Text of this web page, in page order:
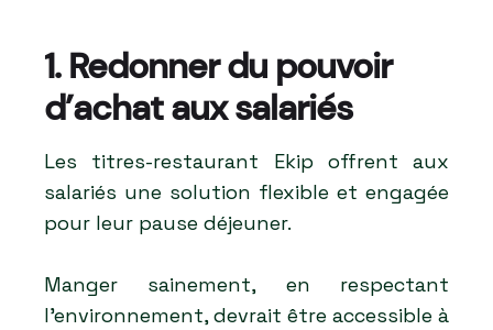
1. Redonner du pouvoir
d’achat aux salariés
Les titres-restaurant Ekip offrent aux
salariés une solution flexible et engagée
pour leur pause déjeuner.
Manger sainement, en respectant
l’environnement, devrait être accessible à